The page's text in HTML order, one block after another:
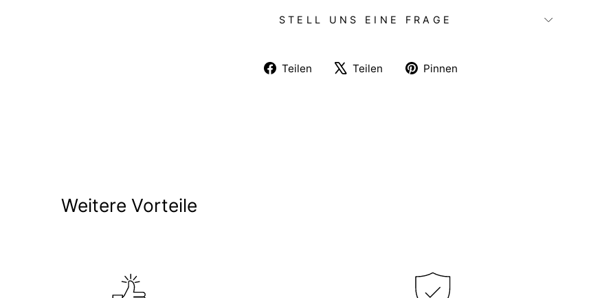
STELL UNS EINE FRAGE
Teilen
Auf
Teilen
Auf
Pinnen
Weitere Vorteile